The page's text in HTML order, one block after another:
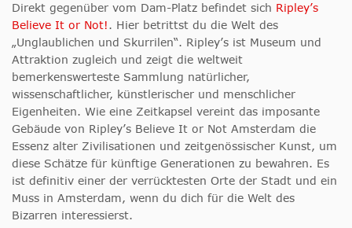
Direkt gegenüber vom Dam-Platz befindet sich Ripley’s
Believe It or Not!. Hier betrittst du die Welt des
„Unglaublichen und Skurrilen“. Ripley’s ist Museum und
Attraktion zugleich und zeigt die weltweit
bemerkenswerteste Sammlung natürlicher,
wissenschaftlicher, künstlerischer und menschlicher
Eigenheiten. Wie eine Zeitkapsel vereint das imposante
Gebäude von Ripley’s Believe It or Not Amsterdam die
Essenz alter Zivilisationen und zeitgenössischer Kunst, um
diese Schätze für künftige Generationen zu bewahren. Es
ist definitiv einer der verrücktesten Orte der Stadt und ein
Muss in Amsterdam, wenn du dich für die Welt des
Bizarren interessierst.